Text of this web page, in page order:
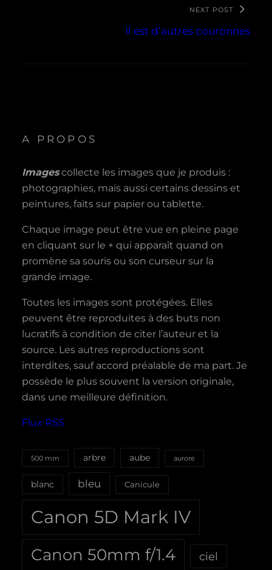
NEXT POST
Il est d’autres couronnes
A PROPOS
Imagescollecte les images que je produis :
photographies, mais aussi certains dessins et
peintures, faits sur papier ou tablette.
Chaque image peut être vue en pleine page
en cliquant sur le + qui apparaît quand on
promène sa souris ou son curseur sur la
grande image.
Toutes les images sont protégées. Elles
peuvent être reproduites à des buts non
lucratifs à condition de citer l’auteur et la
source. Les autres reproductions sont
interdites, sauf accord préalable de ma part. Je
possède le plus souvent la version originale,
dans une meilleure définition.
Flux RSS
500 mm arbre aube aurore
blanc bleu Canicule
Canon 5D Mark IV
Canon 50mm f/1.4 ciel